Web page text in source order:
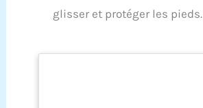
glisser et protéger les pieds.